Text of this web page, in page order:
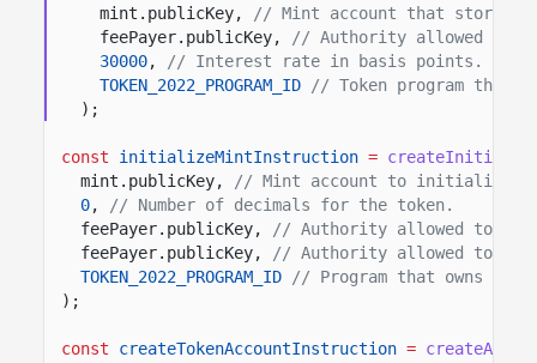
mint.publicKey,
// Mint account that stores
feePayer.publicKey,
// Authority allowed to
30000,
// Interest rate in basis points.
TOKEN_2022_PROGRAM_ID
// Token program that
);
const initializeMintInstruction =
mint.publicKey,
// Mint account to initialize.
0,
// Number of decimals for the token.
feePayer.publicKey,
// Authority allowed to
feePayer.publicKey,
// Authority allowed to
TOKEN_2022_PROGRAM_ID
// Program that owns the
);
const createTokenAccountInstruction =